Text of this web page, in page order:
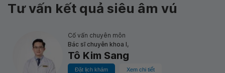
Tư vấn kết quả siêu âm vú
Cố vấn chuyên môn
Bác sĩ chuyên khoa I,
Tô Kim Sang
Đặt lịch khám Xem chi tiết